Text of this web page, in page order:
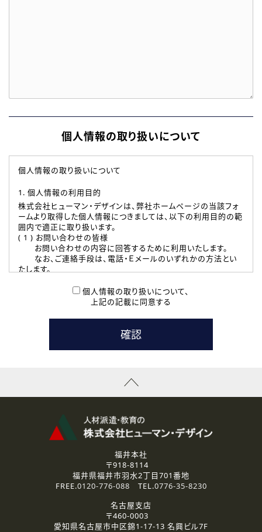
個人情報の取り扱いについて
個人情報の取り扱いについて
1. 個人情報の利用目的
株式会社ヒューマン・デザインは、弊社ホームページの当該フォ
ームより取得した個人情報につきましては、以下の利用目的の範
囲内で適正に取り扱います。
( 1 ) お問い合わせの皆様
お問い合わせの内容に回答するために利用いたします。
なお、ご連絡手段は、電話・Ｅメールのいずれかの方法とい
たします。
本登録に関するご連絡および本登録時の参考情報として利
たします。
( 3 ) スタッフ派遣を検討されている企業の皆様
お問い合わせの内容に回答するために利用いたします。
なお、ご連絡手段は、電話・Ｅメールのいずれかの方法とい
資料送付、受講相談に関するご連絡のために利用いたしま
その他、お問い合わせの内容に回答するために利用いたし
なお、ご連絡手段は、電話・Ｅメールのいずれかの方法とい
2.個人情報の第三者提供
ご提供いただいた個人情報は、法令等の規定に従う場合を除き、
3.個人情報の取り扱いの委託
弊社の定める個人情報保護の評価基準を満たした委託先に、個
個人情報の取り扱いについて、
上記の記載に同意する
福井本社
〒918-8114
福井県福井市羽水2丁目701番地
FREE.0120-776-088 TEL.0776-35-8230
名古屋支店
〒460-0003
愛知県名古屋市中区錦1-17-13 名興ビル7F